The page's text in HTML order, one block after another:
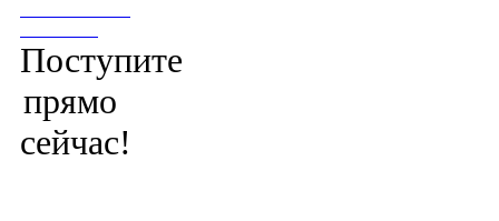
Поступите
прямо
сейчас!